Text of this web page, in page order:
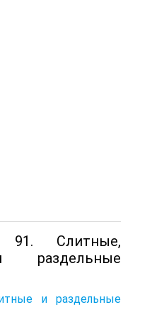
Слитные,
раздельные
и раздельные